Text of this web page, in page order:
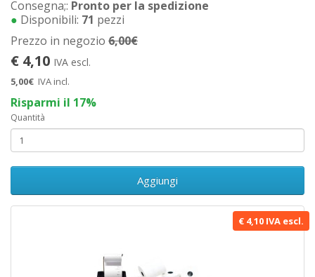
€ 4,10 IVA escl.
Consegna;: Pronto per la spedizione
● Disponibili: 71 pezzi
Prezzo in negozio 6,00€
€ 4,10 IVA escl.
5,00€ IVA incl.
Risparmi il 17%
Quantità
Aggiungi